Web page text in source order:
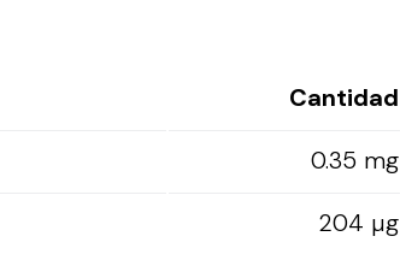
Cantidad
0.35 mg
204 µg